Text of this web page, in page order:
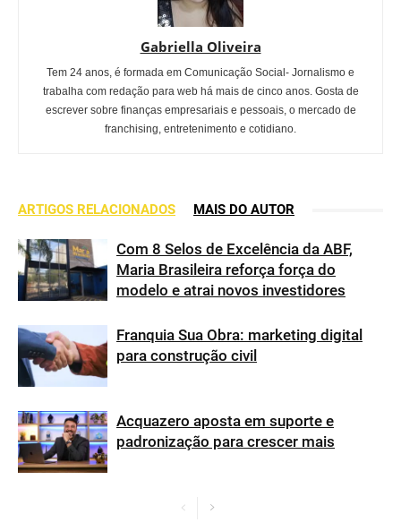
Gabriella Oliveira
Tem 24 anos, é formada em Comunicação Social- Jornalismo e
trabalha com redação para web há mais de cinco anos. Gosta de
escrever sobre finanças empresariais e pessoais, o mercado de
franchising, entretenimento e cotidiano.
ARTIGOS RELACIONADOS MAIS DO AUTOR
Com 8 Selos de Excelência da ABF,
Maria Brasileira reforça força do
modelo e atrai novos investidores
Franquia Sua Obra: marketing digital
para construção civil
Acquazero aposta em suporte e
padronização para crescer mais